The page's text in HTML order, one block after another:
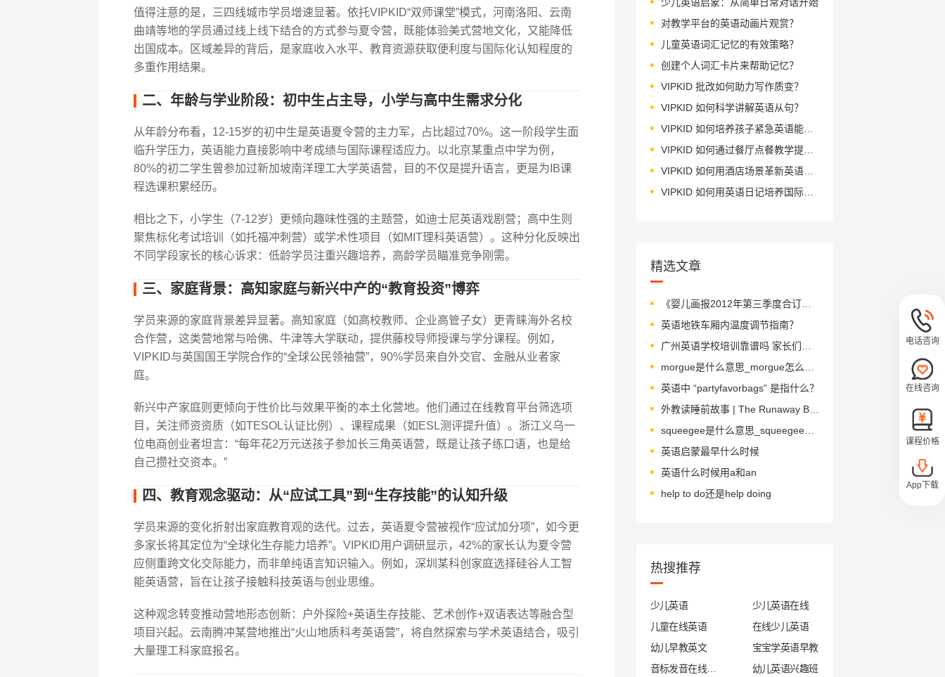
值得注意的是，三四线城市学员增速显著。依托VIPKID“双师课堂”模式，河南洛阳、云南
曲靖等地的学员通过线上线下结合的方式参与夏令营，既能体验美式营地文化，又能降低
出国成本。区域差异的背后，是家庭收入水平、教育资源获取便利度与国际化认知程度的
多重作用结果。
二、年龄与学业阶段：初中生占主导，小学与高中生需求分化
从年龄分布看，12-15岁的初中生是英语夏令营的主力军，占比超过70%。这一阶段学生面
临升学压力，英语能力直接影响中考成绩与国际课程适应力。以北京某重点中学为例，
80%的初二学生曾参加过新加坡南洋理工大学英语营，目的不仅是提升语言，更是为IB课
程选课积累经历。
相比之下，小学生（7-12岁）更倾向趣味性强的主题营，如迪士尼英语戏剧营；高中生则
聚焦标化考试培训（如托福冲刺营）或学术性项目（如MIT理科英语营）。这种分化反映出
不同学段家长的核心诉求：低龄学员注重兴趣培养，高龄学员瞄准竞争刚需。
三、家庭背景：高知家庭与新兴中产的“教育投资”博弈
学员来源的家庭背景差异显著。高知家庭（如高校教师、企业高管子女）更青睐海外名校
合作营，这类营地常与哈佛、牛津等大学联动，提供藤校导师授课与学分课程。例如，
VIPKID与英国国王学院合作的“全球公民领袖营”，90%学员来自外交官、金融从业者家
庭。
新兴中产家庭则更倾向于性价比与效果平衡的本土化营地。他们通过在线教育平台筛选项
目，关注师资资质（如TESOL认证比例）、课程成果（如ESL测评提升值）。浙江义乌一
位电商创业者坦言：“每年花2万元送孩子参加长三角英语营，既是让孩子练口语，也是给
自己攒社交资本。”
四、教育观念驱动：从“应试工具”到“生存技能”的认知升级
学员来源的变化折射出家庭教育观的迭代。过去，英语夏令营被视作“应试加分项”，如今更
多家长将其定位为“全球化生存能力培养”。VIPKID用户调研显示，42%的家长认为夏令营
应侧重跨文化交际能力，而非单纯语言知识输入。例如，深圳某科创家庭选择硅谷人工智
能英语营，旨在让孩子接触科技英语与创业思维。
这种观念转变推动营地形态创新：户外探险+英语生存技能、艺术创作+双语表达等融合型
项目兴起。云南腾冲某营地推出“火山地质科考英语营”，将自然探索与学术英语结合，吸引
大量理工科家庭报名。
对教学平台的英语动画片观赏？
儿童英语词汇记忆的有效策略？
创建个人词汇卡片来帮助记忆？
VIPKID 批改如何助力写作质变？
VIPKID 如何科学讲解英语从句？
VIPKID 如何培养孩子紧急英语能力？
VIPKID 如何通过餐厅点餐教学提升少儿英语应用能力？
VIPKID 如何用酒店场景革新英语教学？
VIPKID 如何用英语日记培养国际化人才？
精选文章
《婴儿画报2012年第三季度合订本.秋 》绘本简介
英语地铁车厢内温度调节指南？
英语中 “partyfavorbags” 是指什么？
外教读睡前故事 | The Runaway Bunny 逃家小兔
squeegee是什么意思_squeegee怎么读_音标'skwi-dʒi-
英语启蒙最早什么时候
英语什么时候用a和an
help to do还是help doing
热搜推荐
少儿英语
少儿英语在线
儿童在线英语
在线少儿英语
幼儿早教英文
宝宝学英语早教
幼儿英语兴趣班
电话咨询
在线咨询
课程价格
App下载